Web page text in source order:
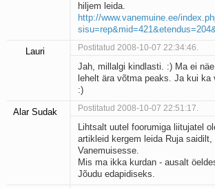
hiljem leida.
http://www.vanemuine.ee/
Lauri Postitatud 2008-10-07 22:34:46.
Jah, millalgi kindlasti. :) Ma ei
lehelt ära võtma peaks. Ja kui
:)
Alar Sudak Postitatud 2008-10-07 22:51:17.
Lihtsalt uutel foorumiga liitujatel
artikleid kergem leida Ruja
Vanemuisesse.
Mis ma ikka kurdan - ausalt
Jõudu edapidiseks.